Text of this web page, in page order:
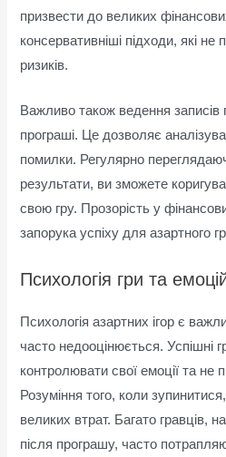
призвести до великих
консервативніші підходи, які
ризиків.
Важливо також ведення записів
програші. Це дозволяє
помилки. Регулярно
результати, ви зможете
свою гру. Прозорість у
запорука успіху для азартного
Психологія гри та
Психологія азартних ігор є
часто недооцінюється. Успішні
контролювати свої емоції та не
Розуміння того, коли
великих втрат. Багато гравців,
після програшу, часто